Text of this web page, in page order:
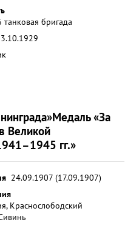
танковая бригада
Медаль «За
Великой
гг.»
24.09.1907 (17.09.1907)
Краснослободский